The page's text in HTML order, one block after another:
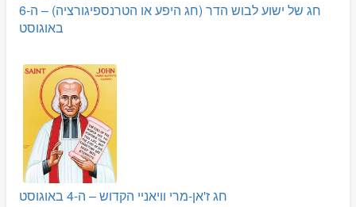
חג של ישוע לבוש הדר (חג היפע או הטרנספיגורציה) – ה-6
באוגוסט
חג ז'אן-מרי וויאניי הקדוש – ה-4 באוגוסט